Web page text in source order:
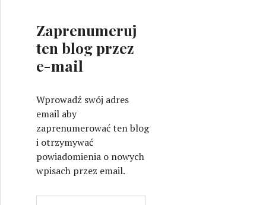
Zaprenumeruj
ten blog przez
e-mail
Wprowadź swój adres
email aby
zaprenumerować ten blog
i otrzymywać
powiadomienia o nowych
wpisach przez email.